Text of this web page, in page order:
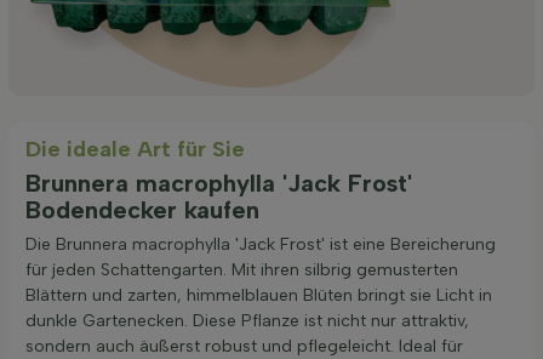
Die ideale Art für Sie
Brunnera macrophylla 'Jack Frost'
Bodendecker kaufen
Die Brunnera macrophylla 'Jack Frost' ist eine Bereicherung
für jeden Schattengarten. Mit ihren silbrig gemusterten
Blättern und zarten, himmelblauen Blüten bringt sie Licht in
dunkle Gartenecken. Diese Pflanze ist nicht nur attraktiv,
sondern auch äußerst robust und pflegeleicht. Ideal für